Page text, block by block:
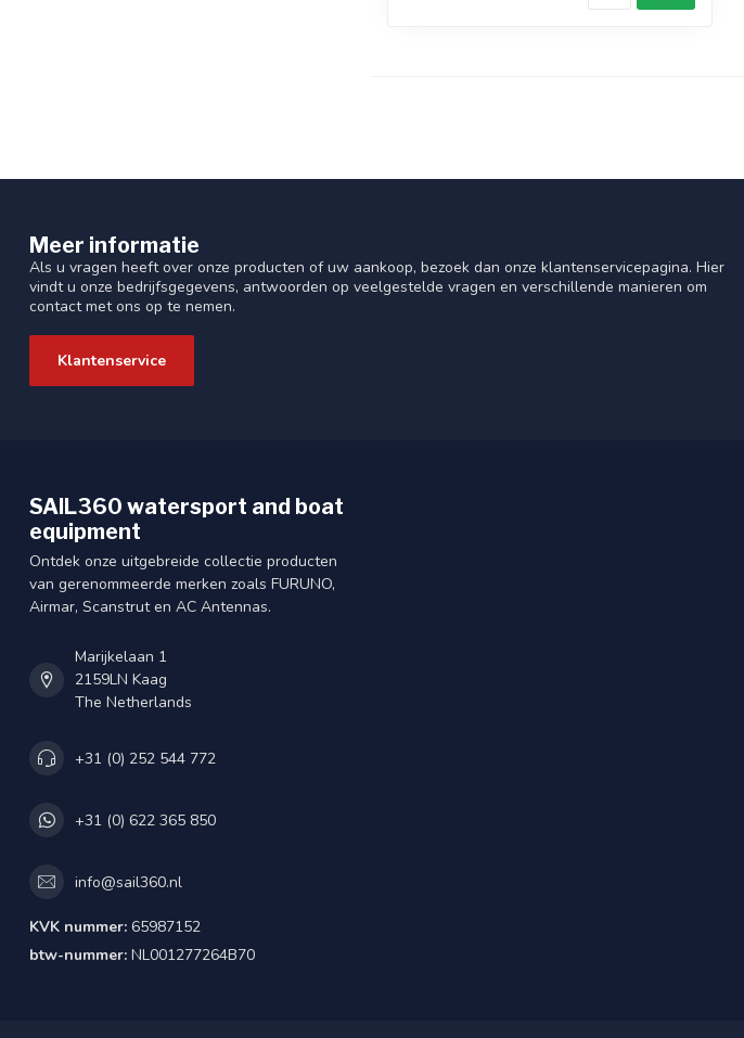
Meer informatie
Als u vragen heeft over onze producten of uw aankoop, bezoek dan onze klantenservicepagina. Hier
vindt u onze bedrijfsgegevens, antwoorden op veelgestelde vragen en verschillende manieren om
contact met ons op te nemen.
Klantenservice
SAIL360 watersport and boat
equipment
Ontdek onze uitgebreide collectie producten
van gerenommeerde merken zoals FURUNO,
Airmar, Scanstrut en AC Antennas.
Marijkelaan 1
2159LN Kaag
The Netherlands
+31 (0) 252 544 772
+31 (0) 622 365 850
info@sail360.nl
KVK nummer: 65987152
btw-nummer: NL001277264B70